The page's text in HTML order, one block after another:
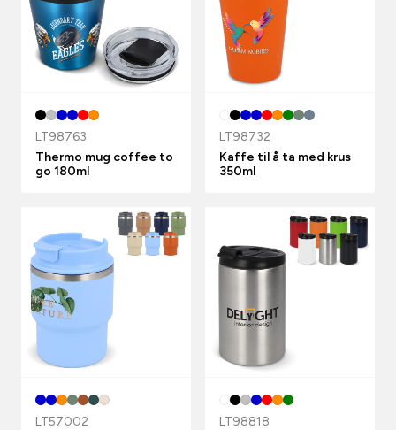
LT98763
Thermo mug coffee to
go 180ml
LT98732
Kaffe til å ta med krus
350ml
LT57002
LT98818